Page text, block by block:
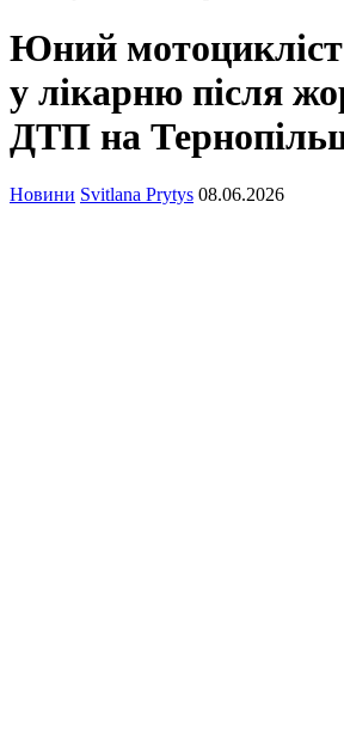
Юний
у лікарню після
ДТП на
Новини Svitlana Prytys 08.06.2026